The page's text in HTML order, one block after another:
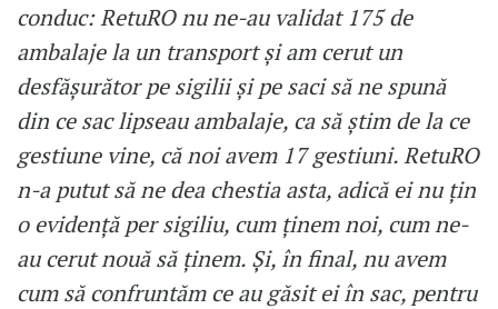
conduc: RetuRO nu ne-au validat 175 de
ambalaje la un transport și am cerut un
desfășurător pe sigilii și pe saci să ne spună
din ce sac lipseau ambalaje, ca să știm de la ce
gestiune vine, că noi avem 17 gestiuni. RetuRO
n-a putut să ne dea chestia asta, adică ei nu țin
o evidență per sigiliu, cum ținem noi, cum ne-
au cerut nouă să ținem. Și, în final, nu avem
cum să confruntăm ce au găsit ei în sac, pentru